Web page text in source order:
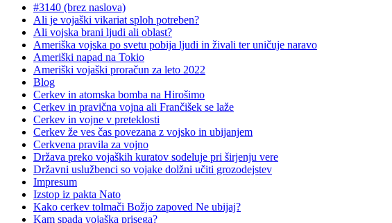
#3140 (brez naslova)
Ali je vojaški vikariat sploh potreben?
Ali vojska brani ljudi ali oblast?
Ameriška vojska po svetu pobija ljudi in živali ter uničuje naravo
Ameriški napad na Tokio
Ameriški vojaški proračun za leto 2022
Blog
Cerkev in atomska bomba na Hirošimo
Cerkev in pravična vojna ali Frančišek se laže
Cerkev in vojne v preteklosti
Cerkev že ves čas povezana z vojsko in ubijanjem
Cerkvena pravila za vojno
Država preko vojaških kuratov sodeluje pri širjenju vere
Državni uslužbenci so vojake dolžni učiti grozodejstev
Impresum
Izstop iz pakta Nato
Kako cerkev tolmači Božjo zapoved Ne ubijaj?
Kam spada vojaška prisega?